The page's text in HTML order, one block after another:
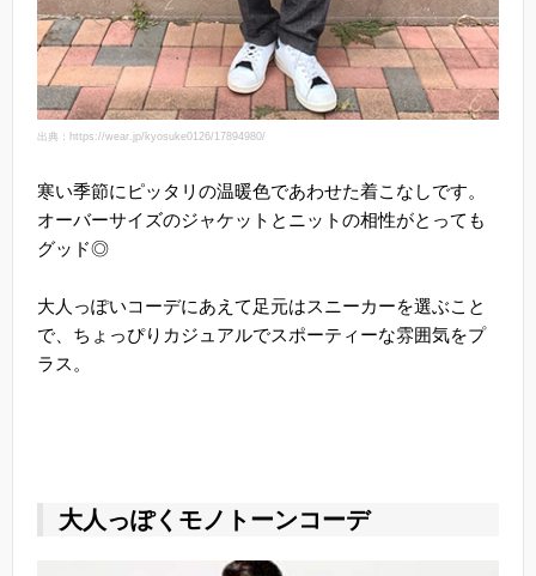
出典：https://wear.jp/kyosuke0126/17894980/
寒い季節にピッタリの温暖色であわせた着こなしです。
オーバーサイズのジャケットとニットの相性がとっても
グッド◎
大人っぽいコーデにあえて足元はスニーカーを選ぶこと
で、ちょっぴりカジュアルでスポーティーな雰囲気をプ
ラス。
大人っぽくモノトーンコーデ